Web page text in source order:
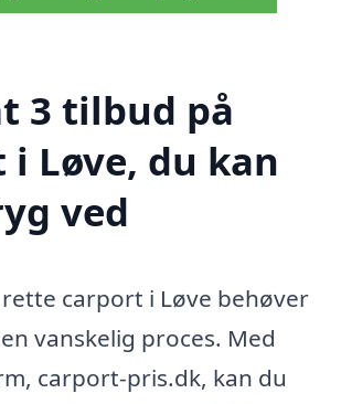
3 tilbud på
Løve, du kan
ved
carport i Løve behøver
vanskelig proces. Med
carport-pris.dk, kan du